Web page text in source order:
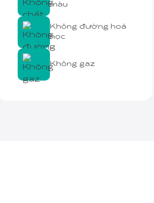
màu
Không đường hoá
học
Không gaz